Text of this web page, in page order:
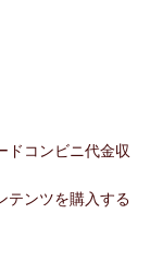
ドコンビニ代金収
テンツを購入する